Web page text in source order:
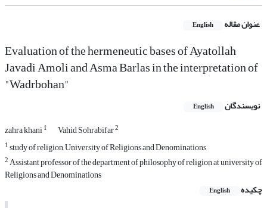
عنوان مقاله English
Evaluation of the hermeneutic bases of Ayatollah
Javadi Amoli and Asma Barlas in the interpretation of
"Wadrbohan"
نویسندگان English
zahra khani1 Vahid Sohrabifar2
1study of religion, University of Religions and Denominations
2Assistant professor of the department of philosophy of religion at university of
Religions and Denominations
چکیده
English